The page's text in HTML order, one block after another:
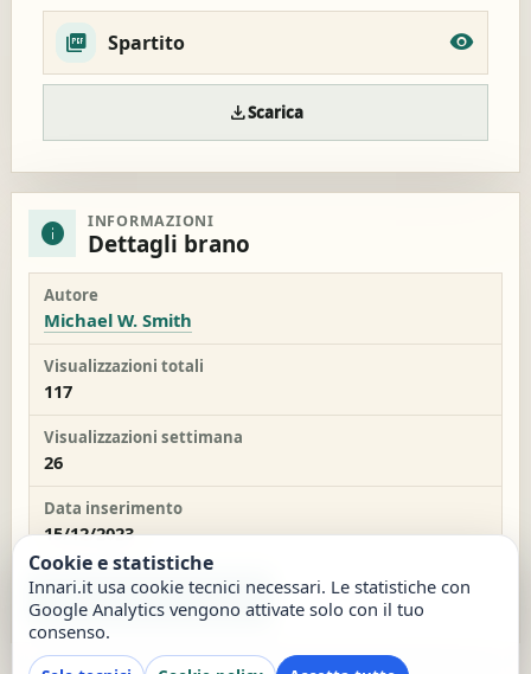
Spartito
downloadScarica
info INFORMAZIONI
Dettagli brano
Autore
Michael W. Smith
Visualizzazioni totali
117
Visualizzazioni settimana
26
Data inserimento
15/12/2023
reportSegnala un problema
Cookie e statistiche
Innari.it usa cookie tecnici necessari. Le statistiche con
Google Analytics vengono attivate solo con il tuo
consenso.